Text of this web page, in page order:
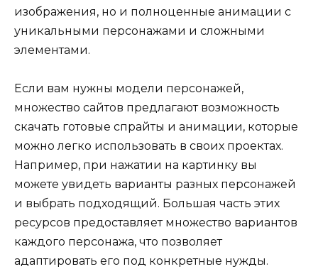
изображения, но и полноценные анимации с
уникальными персонажами и сложными
элементами.
Если вам нужны модели персонажей,
множество сайтов предлагают возможность
скачать готовые спрайты и анимации, которые
можно легко использовать в своих проектах.
Например, при нажатии на картинку вы
можете увидеть варианты разных персонажей
и выбрать подходящий. Большая часть этих
ресурсов предоставляет множество вариантов
каждого персонажа, что позволяет
адаптировать его под конкретные нужды.